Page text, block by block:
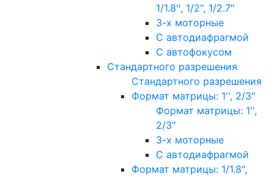
1/1.8'', 1/2", 1/2.7"
3-х моторные
С автодиафрагмой
С автофокусом
Стандартного разрешения
Стандартного разрешения
Формат матрицы: 1'', 2/3"
Формат матрицы: 1'',
2/3"
3-х моторные
С автодиафрагмой
Формат матрицы: 1/1.8",